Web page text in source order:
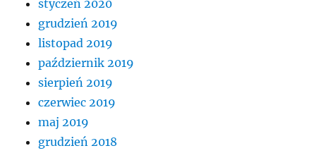
styczeń 2020
grudzień 2019
listopad 2019
październik 2019
sierpień 2019
czerwiec 2019
maj 2019
grudzień 2018